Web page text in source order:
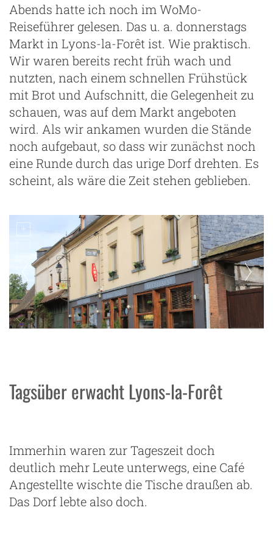
Abends hatte ich noch im WoMo-
Reiseführer gelesen. Das u. a. donnerstags
Markt in Lyons-la-Forêt ist. Wie praktisch.
Wir waren bereits recht früh wach und
nutzten, nach einem schnellen Frühstück
mit Brot und Aufschnitt, die Gelegenheit zu
schauen, was auf dem Markt angeboten
wird. Als wir ankamen wurden die Stände
noch aufgebaut, so dass wir zunächst noch
eine Runde durch das urige Dorf drehten. Es
scheint, als wäre die Zeit stehen geblieben.
Tagsüber erwacht Lyons-la-Forêt
Immerhin waren zur Tageszeit doch
deutlich mehr Leute unterwegs, eine Café
Angestellte wischte die Tische draußen ab.
Das Dorf lebte also doch.